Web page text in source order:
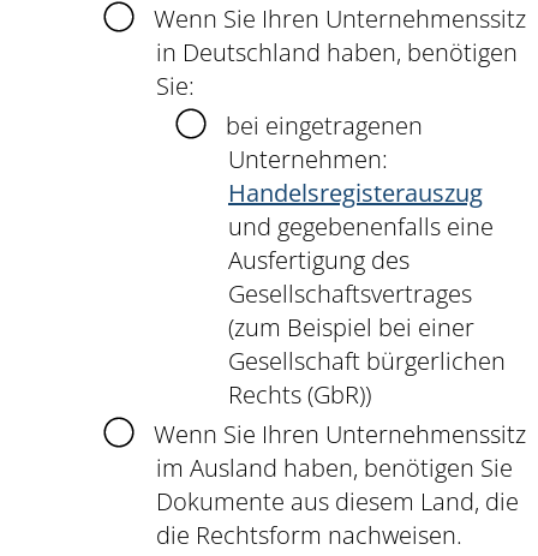
Wenn Sie Ihren Unternehmenssitz
in Deutschland haben, benötigen
Sie:
bei eingetragenen
Unternehmen:
Handelsregisterauszug
und gegebenenfalls eine
Ausfertigung des
Gesellschaftsvertrages
(zum Beispiel bei einer
Gesellschaft bürgerlichen
Rechts (GbR))
Wenn Sie Ihren Unternehmenssitz
im Ausland haben, benötigen Sie
Dokumente aus diesem Land, die
die Rechtsform nachweisen.